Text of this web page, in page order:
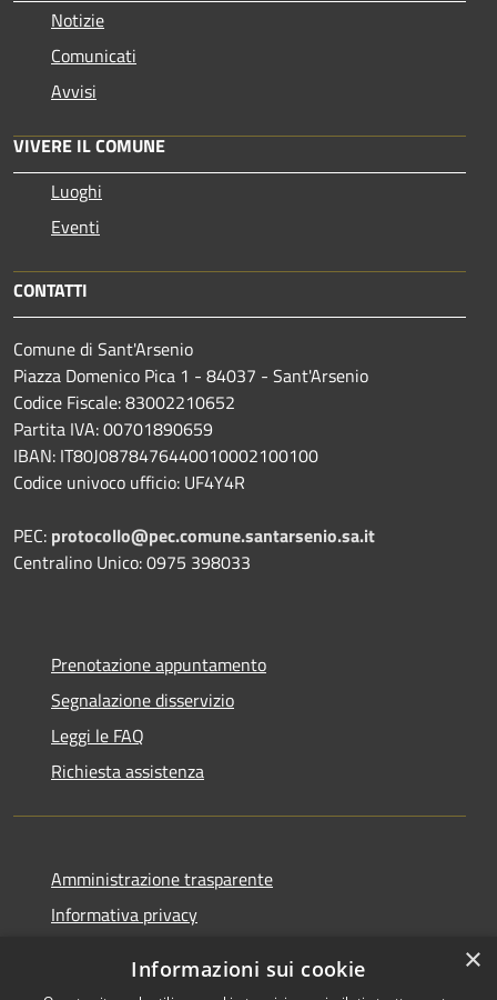
Notizie
Comunicati
Avvisi
VIVERE IL COMUNE
Luoghi
Eventi
CONTATTI
Comune di Sant'Arsenio
Piazza Domenico Pica 1 - 84037 - Sant'Arsenio
Codice Fiscale: 83002210652
Partita IVA: 00701890659
IBAN: IT80J0878476440010002100100
Codice univoco ufficio: UF4Y4R
PEC: protocollo@pec.comune.santarsenio.sa.it
Centralino Unico: 0975 398033
Prenotazione appuntamento
Segnalazione disservizio
Leggi le FAQ
Richiesta assistenza
Amministrazione trasparente
Informativa privacy
Dichiarazione di accessibilità
×
Informazioni sui cookie